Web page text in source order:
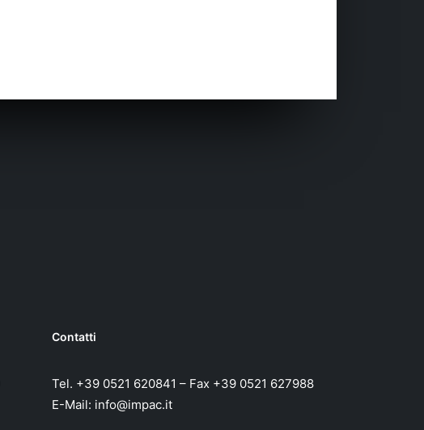
Contatti
Tel. +39 0521 620841 – Fax +39 0521 627988
E-Mail: info@impac.it